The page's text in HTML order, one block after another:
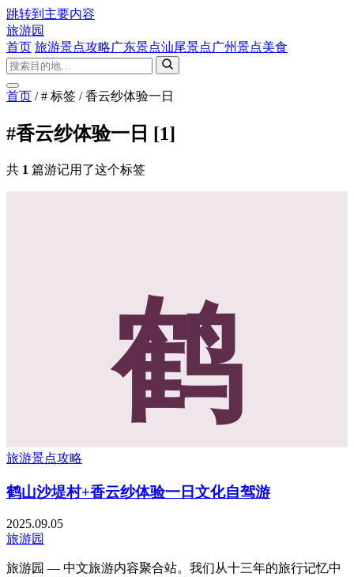
跳转到主要内容
旅游园
首页 旅游景点攻略广东景点汕尾景点广州景点美食
首页 / # 标签 / 香云纱体验一日
#香云纱体验一日 [1]
共 1 篇游记用了这个标签
鹤
旅游景点攻略
鹤山沙堤村+香云纱体验一日文化自驾游
2025.09.05
旅游园
旅游园 — 中文旅游内容聚合站。我们从十三年的旅行记忆中